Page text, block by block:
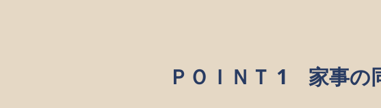
ＰＯＩＮＴ 1 家事の